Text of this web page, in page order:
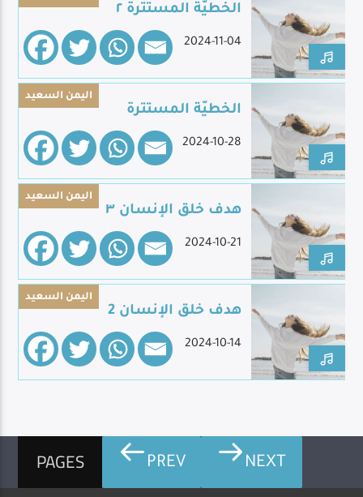
الخطيّة المستترة ٢
2024-11-04
اليمن السعيد
الخطيّة المستترة
2024-10-28
اليمن السعيد
هدف خلق الإنسان ٣
2024-10-21
اليمن السعيد
هدف خلق الإنسان 2
2024-10-14
PAGES PREV NEXT